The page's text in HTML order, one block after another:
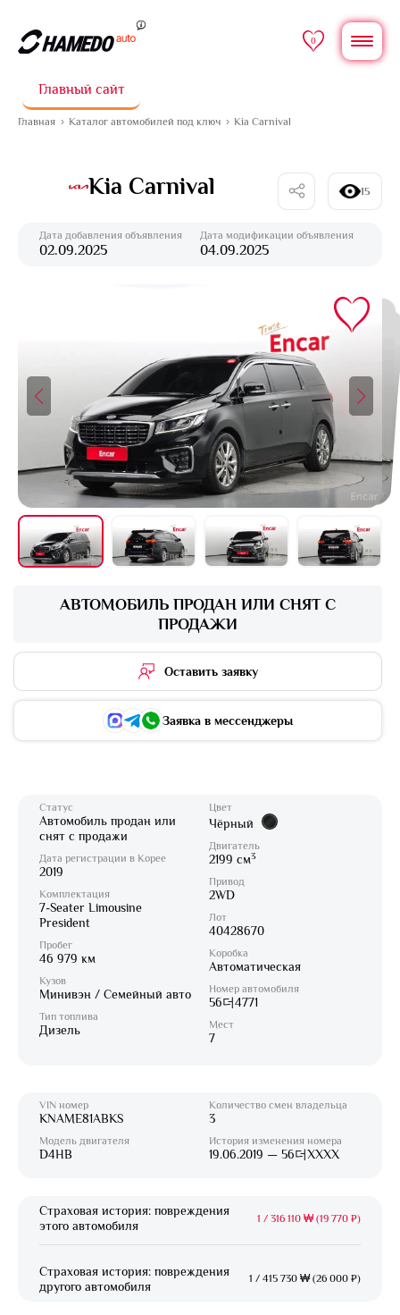
0
Главный сайт
Главная Каталог автомобилей под ключ Kia Carnival
Kia Carnival 15
Дата добавления объявления
02.09.2025
Дата модификации объявления
04.09.2025
АВТОМОБИЛЬ ПРОДАН ИЛИ СНЯТ С
ПРОДАЖИ
Оставить заявку
Заявка в мессенджеры
Статус
Автомобиль продан или
снят с продажи
Дата регистрации в Корее
2019
Комплектация
7-Seater Limousine
President
Пробег
46 979 км
Кузов
Минивэн / Семейный авто
Тип топлива
Дизель
Цвет
Чёрный
Двигатель
2199 см3
Привод
2WD
Лот
40428670
Коробка
Автоматическая
Номер автомобиля
56더4771
Мест
7
VIN номер
KNAME81ABKS
Модель двигателя
D4HB
Количество смен владельца
3
История изменения номера
19.06.2019 — 56더XXXX
Страховая история: повреждения
этого автомобиля
1 / 316 110 ₩ (19 770 ₽)
Страховая история: повреждения
другого автомобиля
1 / 415 730 ₩ (26 000 ₽)